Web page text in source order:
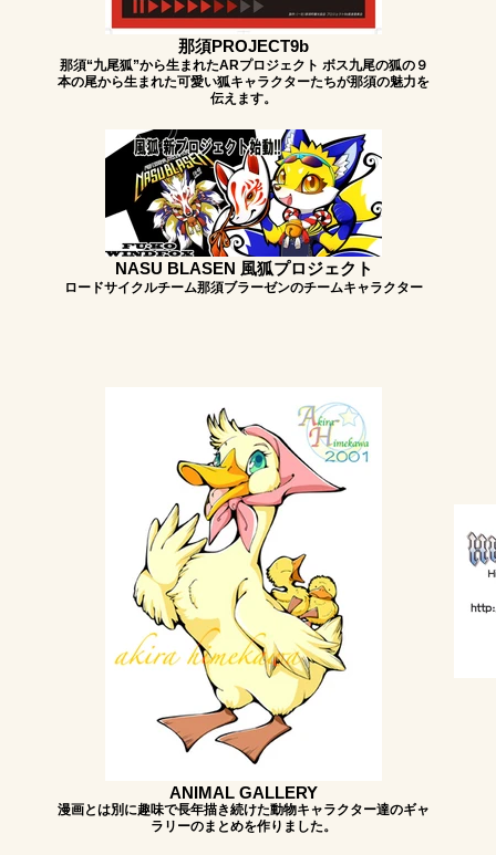
那須PROJECT9b
那須“九尾狐”から生まれたARプロジェクト ボス九尾の狐の９
本の尾から生まれた可愛い狐キャラクターたちが那須の魅力を
伝えます。
NASU BLASEN 風狐プロジェクト
ロードサイクルチーム那須ブラーゼンのチームキャラクター
ANIMAL GALLERY
漫画とは別に趣味で長年描き続けた動物キャラクター達のギャ
ラリーのまとめを作りました。